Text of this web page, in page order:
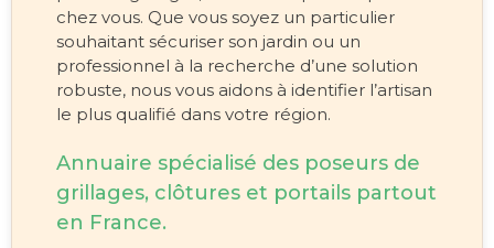
chez vous. Que vous soyez un particulier
souhaitant sécuriser son jardin ou un
professionnel à la recherche d’une solution
robuste, nous vous aidons à identifier l’artisan
le plus qualifié dans votre région.
Annuaire spécialisé des poseurs de
grillages, clôtures et portails partout
en France.